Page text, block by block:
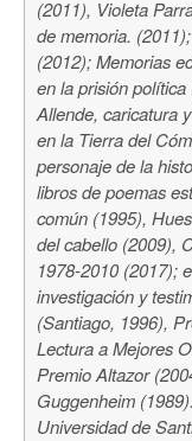
(2011), Violeta
de memoria. (2011);
(2012);Memorias
en la prisión política
Allende, caricatura
en la Tierra del
personaje de la
libros de poemas
común (1995),
del cabello (2009),
1978-2010 (2017);
investigación y
(Santiago, 1996),
Lectura a Mejores
Premio Altazor
Guggenheim
Universidad de